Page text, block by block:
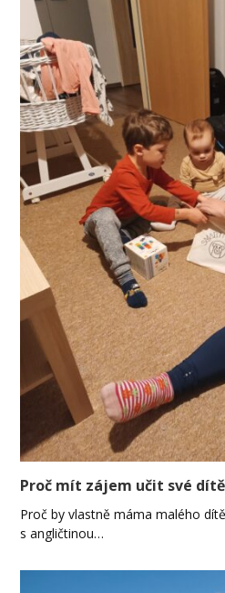
Proč mít zájem učit své
Proč by vlastně máma malého
s angličtinou…